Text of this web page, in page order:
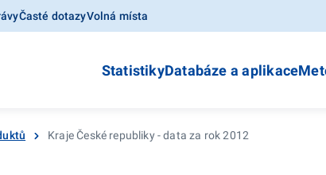
Časté dotazyVolná místa
StatistikyDatabáze a aplikace
Kraje České republiky - data za rok 2012